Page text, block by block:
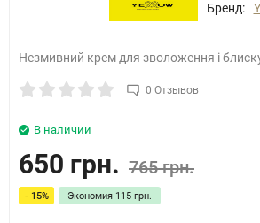
Бренд:
Незмивний крем для зволоження і
0 Отзывов
В наличии
650 грн. 765 грн.
- 15% Экономия 115 грн.